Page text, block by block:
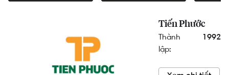
Tiến Phước
Thành
lập:
1992